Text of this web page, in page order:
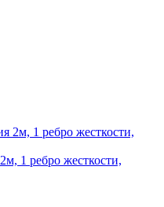
1 ребро жесткости,